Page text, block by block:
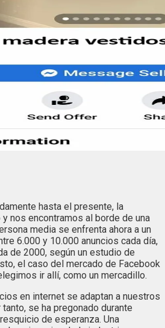
hasta el presente, la
nos encontramos al borde de una
media se enfrenta ahora a un
6.000 y 10.000 anuncios cada día,
de 2000, según un estudio de
el caso del mercado de Facebook
ir allí, como un mercadillo.
en internet se adaptan a nuestros
se ha pregonado durante
de esperanza. Una